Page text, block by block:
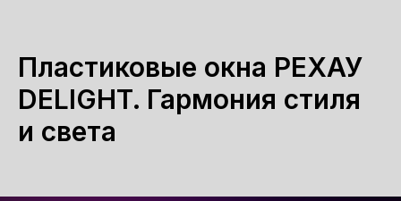
Пластиковые окна РЕХАУ
DELIGHT. Гармония стиля
и света